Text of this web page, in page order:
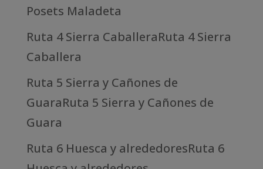
Posets Maladeta
Ruta 4 Sierra CaballeraRuta 4 Sierra
Caballera
Ruta 5 Sierra y Cañones de
GuaraRuta 5 Sierra y Cañones de
Guara
Ruta 6 Huesca y alrededoresRuta 6